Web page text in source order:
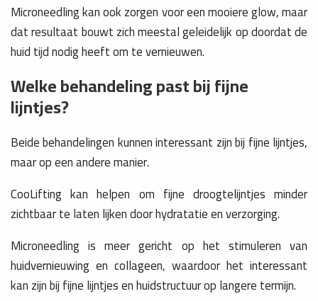
Microneedling kan ook zorgen voor een mooiere glow, maar
dat resultaat bouwt zich meestal geleidelijk op doordat de
huid tijd nodig heeft om te vernieuwen.
Welke behandeling past bij fijne
lijntjes?
Beide behandelingen kunnen interessant zijn bij fijne lijntjes,
maar op een andere manier.
CooLifting kan helpen om fijne droogtelijntjes minder
zichtbaar te laten lijken door hydratatie en verzorging.
Microneedling is meer gericht op het stimuleren van
huidvernieuwing en collageen, waardoor het interessant
kan zijn bij fijne lijntjes en huidstructuur op langere termijn.